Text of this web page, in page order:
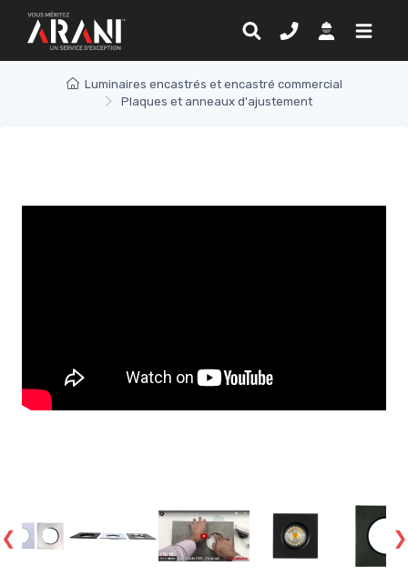
Luminaires encastrés et encastré commercial
Plaques et anneaux d'ajustement